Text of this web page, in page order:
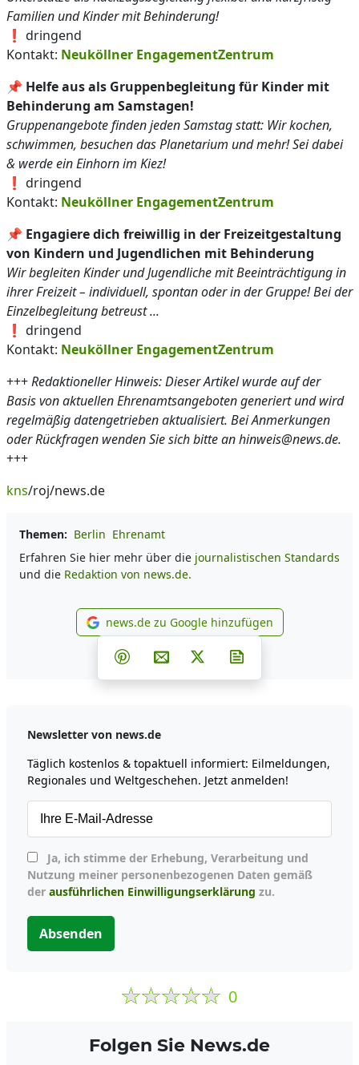
Familien und Kinder mit Behinderung!
❗ dringend
Kontakt: Neuköllner EngagementZentrum
📌 Helfe aus als Gruppenbegleitung für Kinder mit
Behinderung am Samstagen!
Gruppenangebote finden jeden Samstag statt: Wir kochen,
schwimmen, besuchen das Planetarium und mehr! Sei dabei
& werde ein Einhorn im Kiez!
❗ dringend
Kontakt: Neuköllner EngagementZentrum
📌 Engagiere dich freiwillig in der Freizeitgestaltung
von Kindern und Jugendlichen mit Behinderung
Wir begleiten Kinder und Jugendliche mit Beeinträchtigung in
ihrer Freizeit – individuell, spontan oder in der Gruppe! Bei der
Einzelbegleitung betreust ...
❗ dringend
Kontakt: Neuköllner EngagementZentrum
+++Redaktioneller Hinweis: Dieser Artikel wurde auf der
Basis von aktuellen Ehrenamtsangeboten generiert und wird
regelmäßig datengetrieben aktualisiert. Bei Anmerkungen
oder Rückfragen wenden Sie sich bitte an hinweis@news.de.
+++
kns/roj/news.de
Themen: Berlin Ehrenamt
Erfahren Sie hier mehr über die journalistischen Standards
und die Redaktion von news.de.
news.de zu Google
news.de zu Google hinzufügen
Teilen auf Facebook
Teilen auf Whatsapp
Teilen auf Telegram
Teilen auf Pinterest
Per E-Mail teilen
Post auf X
Newsletter von news.de
Täglich kostenlos & topaktuell informiert: Eilmeldungen,
Regionales und Weltgeschehen. Jetzt anmelden!
Nutzung meiner personenbezogenen Daten gemäß
der ausführlichen Einwilligungserklärung zu.
Absenden
0
Folgen Sie News.de